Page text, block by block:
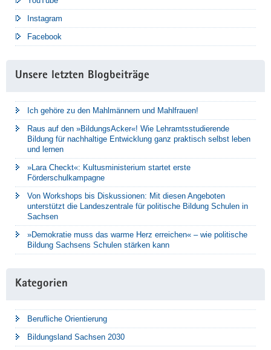
Instagram
Facebook
Unsere letzten Blogbeiträge
Ich gehöre zu den Mahlmännern und Mahlfrauen!
Raus auf den »BildungsAcker«! Wie Lehramtsstudierende
Bildung für nachhaltige Entwicklung ganz praktisch selbst leben
und lernen
»Lara Checkt«: Kultusministerium startet erste
Förderschulkampagne
Von Workshops bis Diskussionen: Mit diesen Angeboten
unterstützt die Landeszentrale für politische Bildung Schulen in
Sachsen
»Demokratie muss das warme Herz erreichen« – wie politische
Bildung Sachsens Schulen stärken kann
Kategorien
Berufliche Orientierung
Bildungsland Sachsen 2030